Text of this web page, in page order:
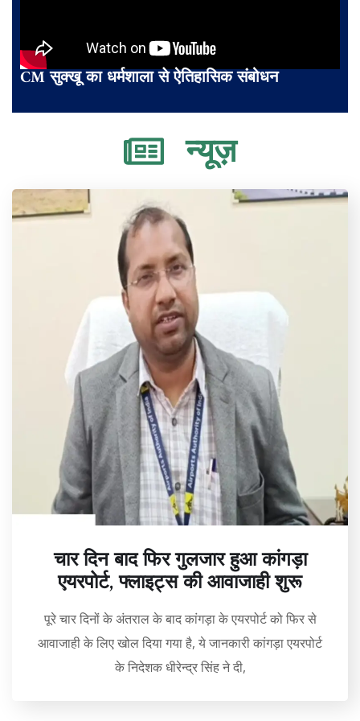
CM सुक्खू का धर्मशाला से ऐतिहासिक संबोधन
न्यूज़
चार दिन बाद फिर गुलजार हुआ कांगड़ा
एयरपोर्ट, फ्लाइट्स की आवाजाही शुरू
पूरे चार दिनों के अंतराल के बाद कांगड़ा के एयरपोर्ट को फिर से
आवाजाही के लिए खोल दिया गया है, ये जानकारी कांगड़ा एयरपोर्ट
के निदेशक धीरेन्द्र सिंह ने दी,